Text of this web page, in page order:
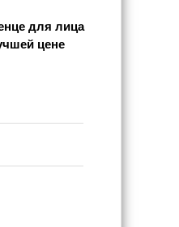
для лица
цене